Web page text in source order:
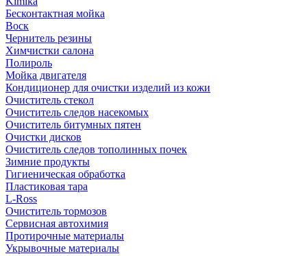
Бесконтактная мойка
Воск
Чернитель резины
Химчистки салона
Полироль
Мойка двигателя
Кондиционер для очистки изделий из кожи
Очиститель стекол
Очиститель следов насекомых
Очиститель битумных пятен
Очистки дисков
Очиститель следов тополинных почек
Зимние продукты
Гигиеническая обработка
Пластиковая тара
L-Ross
Очиститель тормозов
Сервисная автохимия
Протирочные материалы
Укрывочные материалы